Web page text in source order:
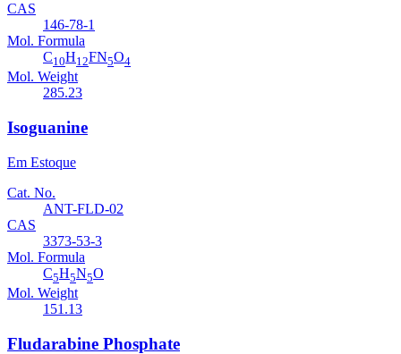
CAS
146-78-1
Mol. Formula
C10H12FN5O4
Mol. Weight
285.23
Isoguanine
Em Estoque
Cat. No.
ANT-FLD-02
CAS
3373-53-3
Mol. Formula
C5H5N5O
Mol. Weight
151.13
Fludarabine Phosphate